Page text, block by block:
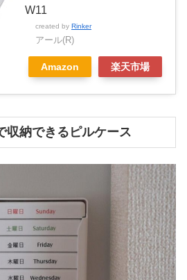
W11
created by Rinker
アール(R)
Amazon 楽天市場
収納できるピルケース